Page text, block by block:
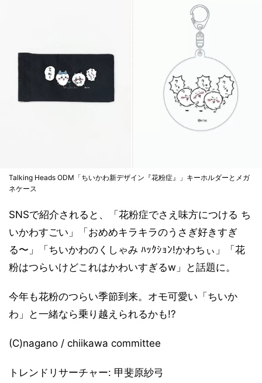
Talking Heads ODM「ちいかわ新デザイン『花粉症』」キーホルダーとメガ
ネケース
SNSで紹介されると、「花粉症でさえ味方につける ち
いかわすごい」「おめめキラキラのうさぎ好きすぎ
る〜」「ちいかわのくしゃみ ﾊｯｸｼｮﾝ!かわちぃ」「花
粉はつらいけどこれはかわいすぎるw」と話題に。
今年も花粉のつらい季節到来。オモ可愛い「ちいか
わ」と一緒なら乗り越えられるかも!?
(C)nagano / chiikawa committee
トレンドリサーチャー: 甲斐原紗弓